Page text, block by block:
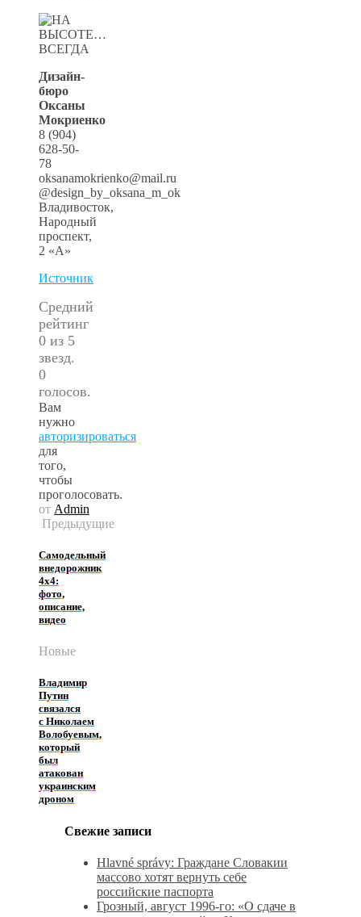
Дизайн-
бюро
Оксаны
Мокриенко
8 (904)
628-50-
78
oksanamokrienko@mail.ru
@design_by_oksana_m_ok
Владивосток,
Народный
проспект,
2 «А»
Источник
Средний
рейтинг
0 из 5
звезд.
0
голосов.
Вам
нужно
авторизироваться
для
того,
чтобы
проголосовать.
от Admin
Предыдущие
Самодельный
внедорожник
4х4:
фото,
описание,
видео
Новые
Владимир
Путин
связался
с Николаем
Волобуевым,
который
был
атакован
украинским
дроном
Свежие записи
Hlavné správy: Граждане Словакии
массово хотят вернуть себе
российские паспорта
Грозный, август 1996-го: «О сдаче в